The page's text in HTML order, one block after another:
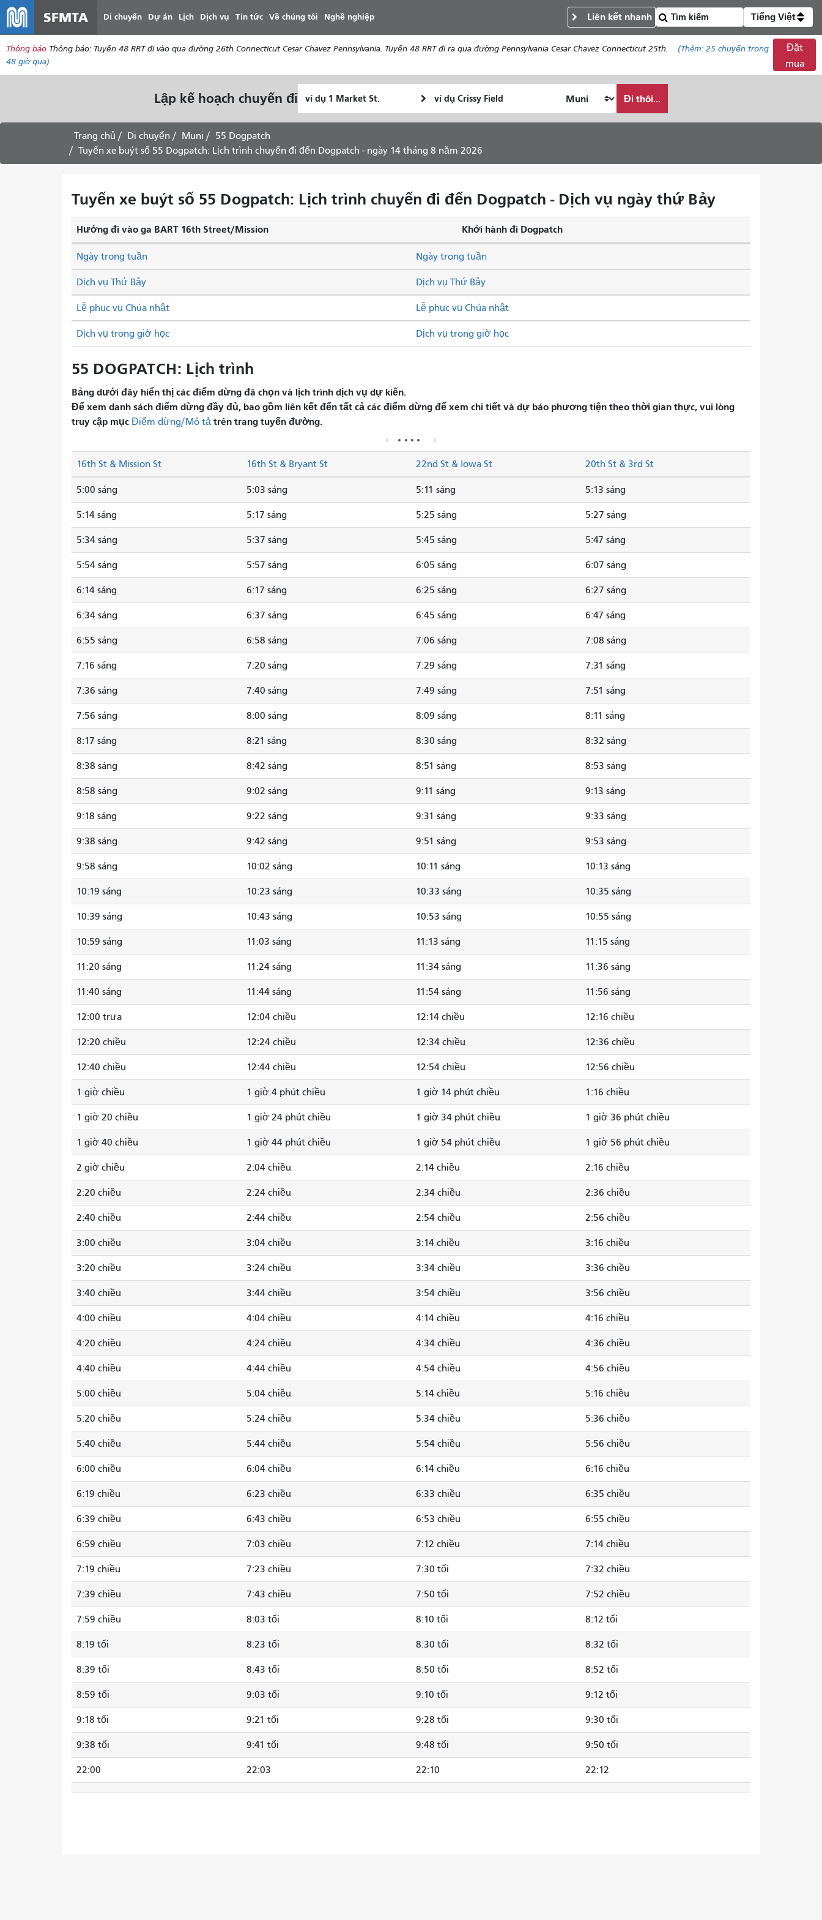
dung
SFMTA Di chuyển Dự án Lịch Dịch vụ Tin tức Về chúng tôi Nghề nghiệp Liên kết nhanh Tiếng Việt
Thông báo Thông báo: Tuyến 48 RRT đi vào qua đường 26th Connecticut Cesar Chavez Pennsylvania. Tuyến 48 RRT đi ra qua đường Pennsylvania Cesar Chavez Connecticut 25th. (Thêm: 25 chuyến trong
48 giờ qua)
Đặt
mua
Lập kế hoạch chuyến đi
bắt
kết
muốn
lịch
thế
Đi thôi...
Trang chủ Di chuyển Muni
55 Dogpatch
Tuyến xe buýt số 55 Dogpatch: Lịch trình chuyến đi đến Dogpatch - ngày 14 tháng 8 năm 2026
Tuyến xe buýt số 55 Dogpatch: Lịch trình chuyến đi đến Dogpatch - Dịch vụ ngày thứ Bảy
Hướng đi vào ga BART 16th Street/Mission Khởi hành đi Dogpatch
Dịch vụ Thứ Bảy Dịch vụ Thứ Bảy
Lễ phục vụ Chúa nhật Lễ phục vụ Chúa nhật
Ngày trong tuần Ngày trong tuần
Dịch vụ trong giờ học Dịch vụ trong giờ học
55 DOGPATCH: Lịch trình
Bảng dưới đây hiển thị các điểm dừng đã chọn và lịch trình dịch vụ dự kiến.
Để xem danh sách điểm dừng đầy đủ, bao gồm liên kết đến tất cả các điểm dừng để xem chi tiết và dự báo phương tiện theo thời gian thực, vui lòng
truy cập mục Điểm dừng/Mô tả trên trang tuyến đường.
16th St & Mission St 16th St & Bryant St 22nd St & Iowa St 20th St & 3rd St
5:00 sáng 5:03 sáng 5:11 sáng 5:13 sáng
5:14 sáng 5:17 sáng 5:25 sáng 5:27 sáng
5:34 sáng 5:37 sáng 5:45 sáng 5:47 sáng
5:54 sáng 5:57 sáng 6:05 sáng 6:07 sáng
6:14 sáng 6:17 sáng 6:25 sáng 6:27 sáng
6:34 sáng 6:37 sáng 6:45 sáng 6:47 sáng
6:55 sáng 6:58 sáng 7:06 sáng 7:08 sáng
7:16 sáng 7:20 sáng 7:29 sáng 7:31 sáng
7:36 sáng 7:40 sáng 7:49 sáng 7:51 sáng
7:56 sáng 8:00 sáng 8:09 sáng 8:11 sáng
8:17 sáng 8:21 sáng 8:30 sáng 8:32 sáng
8:38 sáng 8:42 sáng 8:51 sáng 8:53 sáng
8:58 sáng 9:02 sáng 9:11 sáng 9:13 sáng
9:18 sáng 9:22 sáng 9:31 sáng 9:33 sáng
9:38 sáng 9:42 sáng 9:51 sáng 9:53 sáng
9:58 sáng 10:02 sáng 10:11 sáng 10:13 sáng
10:19 sáng 10:23 sáng 10:33 sáng 10:35 sáng
10:39 sáng 10:43 sáng 10:53 sáng 10:55 sáng
10:59 sáng 11:03 sáng 11:13 sáng 11:15 sáng
11:20 sáng 11:24 sáng 11:34 sáng 11:36 sáng
11:40 sáng 11:44 sáng 11:54 sáng 11:56 sáng
12:00 trưa 12:04 chiều 12:14 chiều 12:16 chiều
12:20 chiều 12:24 chiều 12:34 chiều 12:36 chiều
12:40 chiều 12:44 chiều 12:54 chiều 12:56 chiều
1 giờ chiều 1 giờ 4 phút chiều 1 giờ 14 phút chiều 1:16 chiều
1 giờ 20 chiều 1 giờ 24 phút chiều 1 giờ 34 phút chiều 1 giờ 36 phút chiều
1 giờ 40 chiều 1 giờ 44 phút chiều 1 giờ 54 phút chiều 1 giờ 56 phút chiều
2 giờ chiều 2:04 chiều 2:14 chiều 2:16 chiều
2:20 chiều 2:24 chiều 2:34 chiều 2:36 chiều
2:40 chiều 2:44 chiều 2:54 chiều 2:56 chiều
3:00 chiều 3:04 chiều 3:14 chiều 3:16 chiều
3:20 chiều 3:24 chiều 3:34 chiều 3:36 chiều
3:40 chiều 3:44 chiều 3:54 chiều 3:56 chiều
4:00 chiều 4:04 chiều 4:14 chiều 4:16 chiều
4:20 chiều 4:24 chiều 4:34 chiều 4:36 chiều
4:40 chiều 4:44 chiều 4:54 chiều 4:56 chiều
5:00 chiều 5:04 chiều 5:14 chiều 5:16 chiều
5:20 chiều 5:24 chiều 5:34 chiều 5:36 chiều
5:40 chiều 5:44 chiều 5:54 chiều 5:56 chiều
6:00 chiều 6:04 chiều 6:14 chiều 6:16 chiều
6:19 chiều 6:23 chiều 6:33 chiều 6:35 chiều
6:39 chiều 6:43 chiều 6:53 chiều 6:55 chiều
6:59 chiều 7:03 chiều 7:12 chiều 7:14 chiều
7:19 chiều 7:23 chiều 7:30 tối 7:32 chiều
7:39 chiều 7:43 chiều 7:50 tối 7:52 chiều
7:59 chiều 8:03 tối 8:10 tối 8:12 tối
8:19 tối 8:23 tối 8:30 tối 8:32 tối
8:39 tối 8:43 tối 8:50 tối 8:52 tối
8:59 tối 9:03 tối 9:10 tối 9:12 tối
9:18 tối 9:21 tối 9:28 tối 9:30 tối
9:38 tối 9:41 tối 9:48 tối 9:50 tối
22:00 22:03 22:10 22:12